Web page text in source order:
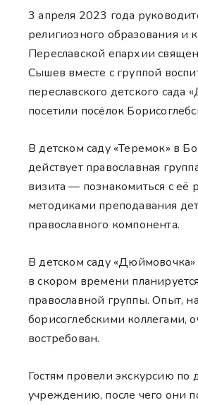
3 апреля 2023 года
религиозного образования и
Переславской епархии
Сышев вместе с группой
переславского детского сада
посетили посёлок
В детском саду «Теремок» в
действует православная
визита — познакомиться с её
методиками преподавания
православного компонента.
В детском саду
в скором времени
православной группы. Опыт,
борисоглебскими коллегами,
востребован.
Гостям провели экскурсию по
учреждению, после чего они